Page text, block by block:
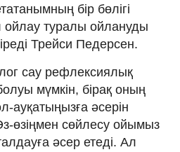
бір бөлігі
туралы ойлануды
Трейси Педерсен.
сау рефлексиялық
мүмкін, бірақ оның
ауқатыңызға әсерін
өзіңмен сөйлесу ойымыз
әсер етеді. Ал